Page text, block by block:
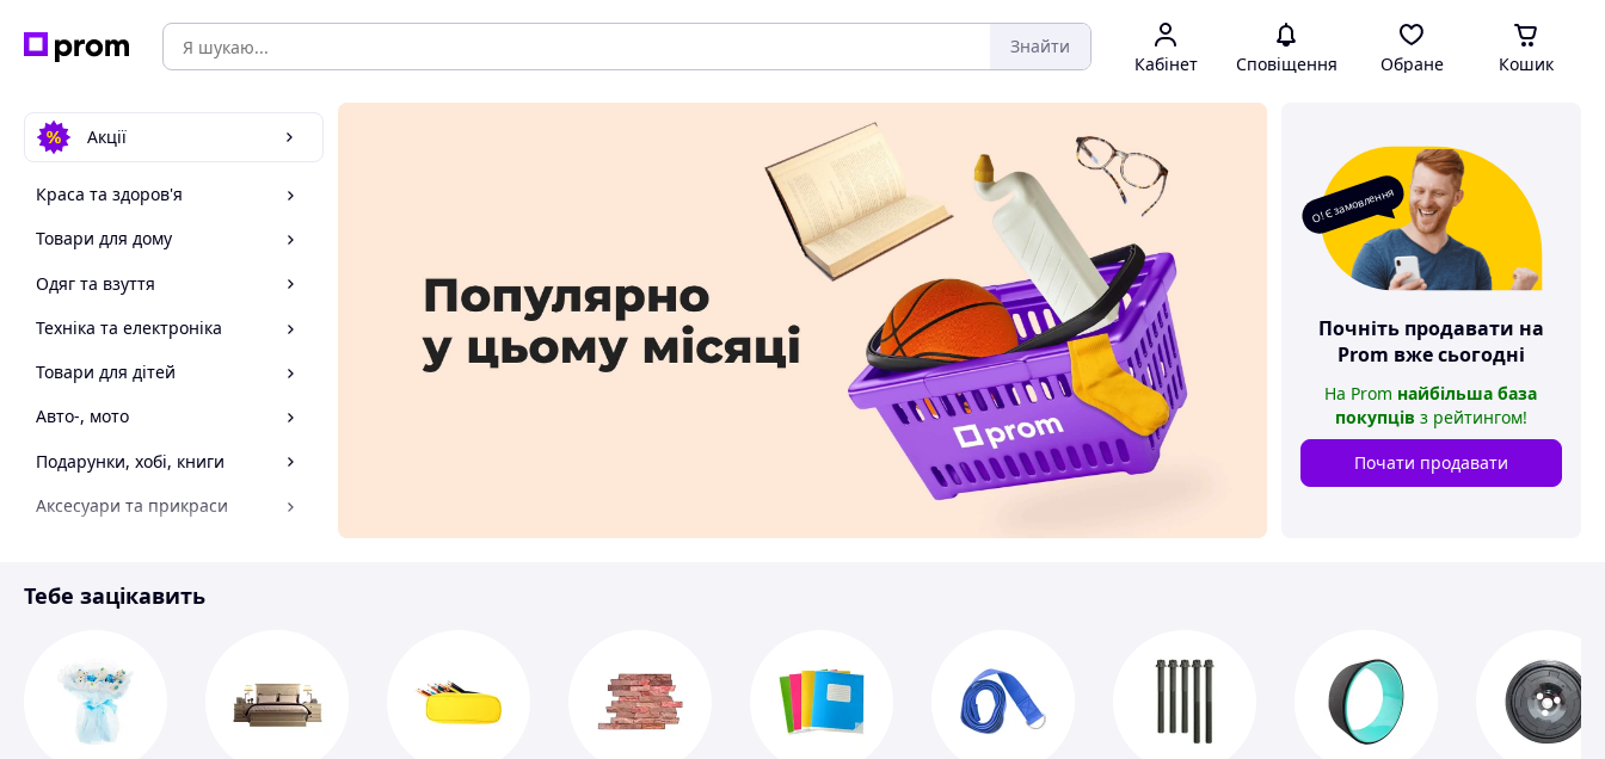
Знайти
Кабінет Сповіщення Обране Кошик
Акції
Краса та здоров'я
Товари для дому
Одяг та взуття
Техніка та електроніка
Товари для дітей
Авто-, мото
Подарунки, хобі, книги
Аксесуари та прикраси
Спорт і відпочинок
О! Є замовлення
Почніть продавати на
Prom вже сьогодні
На Prom найбільша база
покупців з рейтингом!
Почати продавати
Тебе зацікавить